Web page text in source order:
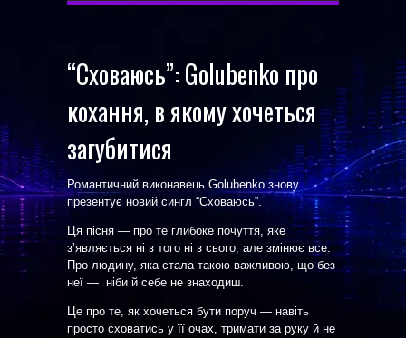
“Сховаюсь”: Golubenko про
кохання, в якому хочеться
загубитися
Романтичний виконавець Golubenko знову
презентує новий сингл “Сховаюсь”.
Ця пісня — про те глибоке почуття, яке
з’являється ні з того ні з сього, але змінює все.
Про людину, яка стала такою важливою, що без
неї — ніби й себе не знаходиш.
Це про те, як хочеться бути поруч — навіть
просто сховатись у її очах, тримати за руку й не